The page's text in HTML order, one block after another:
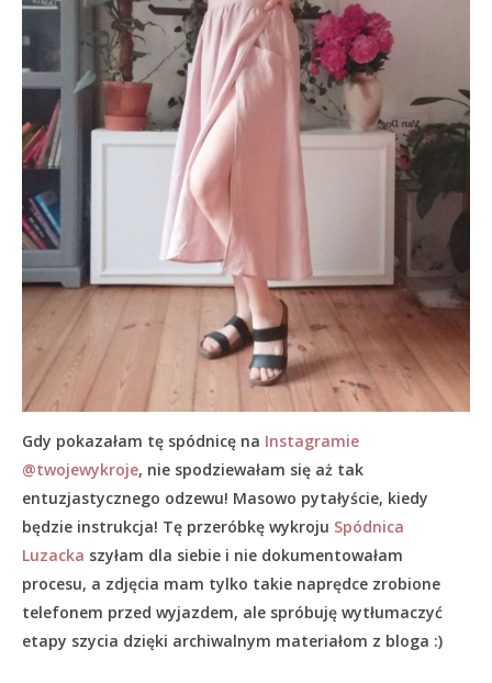
Gdy pokazałam tę spódnicę na Instagramie
@twojewykroje, nie spodziewałam się aż tak
entuzjastycznego odzewu! Masowo pytałyście, kiedy
będzie instrukcja! Tę przeróbkę wykroju Spódnica
Luzacka szyłam dla siebie i nie dokumentowałam
procesu, a zdjęcia mam tylko takie naprędce zrobione
telefonem przed wyjazdem, ale spróbuję wytłumaczyć
etapy szycia dzięki archiwalnym materiałom z bloga :)